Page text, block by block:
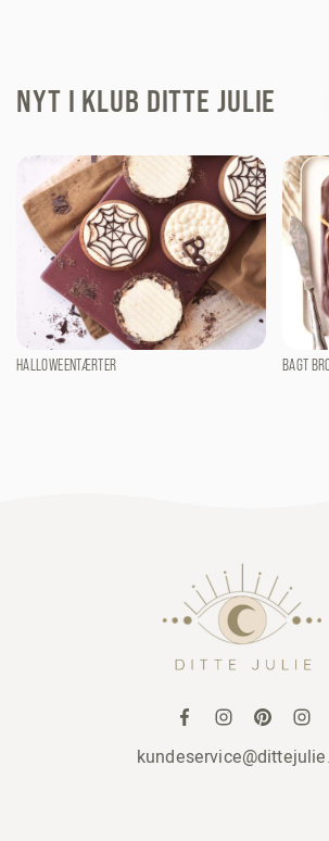
NYT I KLUB DITTE JULIE
HALLOWEENTÆRTER BAGT